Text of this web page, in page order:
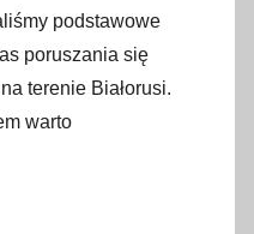
podstawowe
poruszania się
terenie Białorusi.
warto